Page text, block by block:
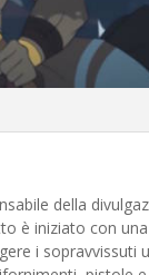
della
è iniziato con una
i sopravvissuti